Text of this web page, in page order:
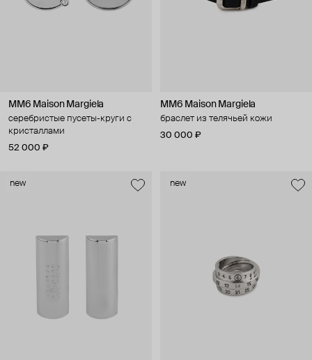
MM6 Maison Margiela
серебристые пусеты-круги с
кристаллами
52 000 ₽
MM6 Maison Margiela
браслет из телячьей кожи
30 000 ₽
new new